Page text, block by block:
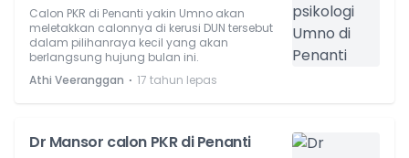
Calon PKR di Penanti yakin Umno akan
meletakkan calonnya di kerusi DUN tersebut
dalam pilihanraya kecil yang akan
berlangsung hujung bulan ini.
Athi Veeranggan ⋅ 17 tahun lepas
Dr Mansor calon PKR di Penanti